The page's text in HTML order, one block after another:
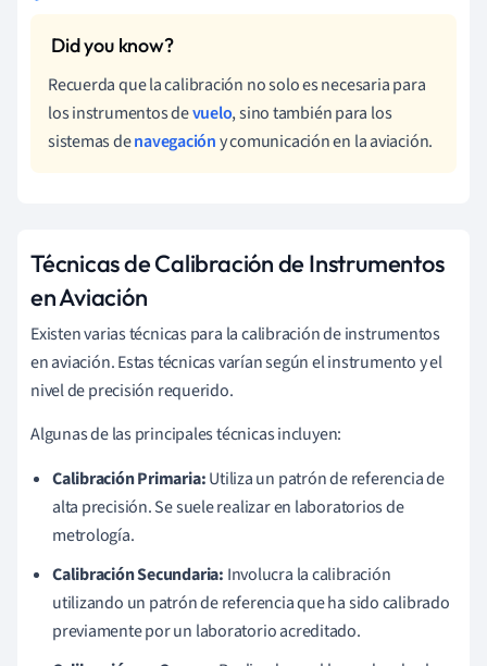
Recuerda que la calibración no solo es necesaria para
los instrumentos devuelo, sino también para los
sistemas denavegacióny comunicación en la aviación.
Técnicas de Calibración de Instrumentos
en Aviación
Existen varias técnicas para la calibración de instrumentos
en aviación. Estas técnicas varían según el instrumento y el
nivel de precisión requerido.
Algunas de las principales técnicas incluyen:
Calibración Primaria:Utiliza un patrón de referencia de
alta precisión. Se suele realizar en laboratorios de
metrología.
Calibración Secundaria: Involucra la calibración
utilizando un patrón de referencia que ha sido calibrado
previamente por un laboratorio acreditado.